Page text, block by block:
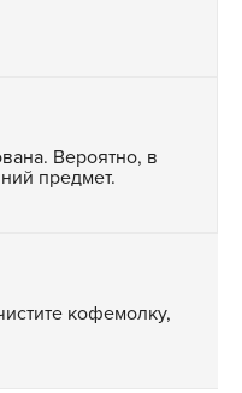
Вероятно, в
предмет.
кофемолку,